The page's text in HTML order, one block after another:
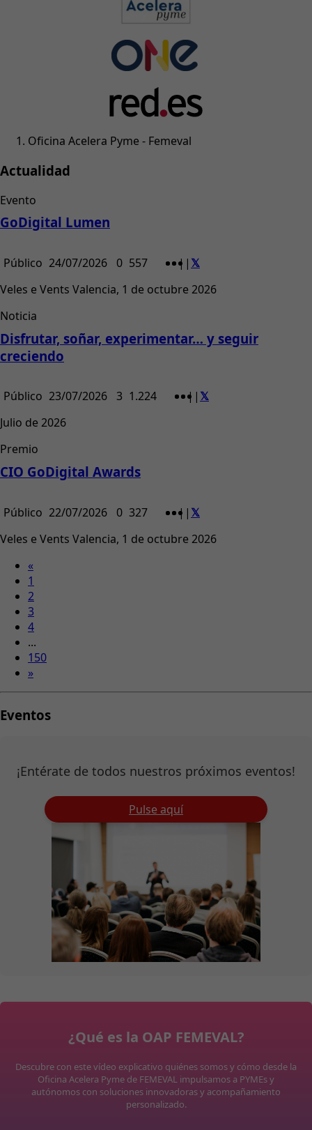
Oficina Acelera Pyme - Femeval
Actualidad
Evento
GoDigital Lumen
Público 24/07/2026 0 557 | |
Veles e Vents Valencia, 1 de octubre 2026
Noticia
Disfrutar, soñar, experimentar… y seguir
creciendo
Público 23/07/2026 3 1.224 | |
Julio de 2026
Premio
CIO GoDigital Awards
Público 22/07/2026 0 327 | |
Veles e Vents Valencia, 1 de octubre 2026
«
1
2
3
4
...
150
»
Eventos
¡Entérate de todos nuestros próximos eventos!
Pulse aquí
¿Qué es la OAP FEMEVAL?
Descubre con este vídeo explicativo quiénes somos y cómo desde la
Oficina Acelera Pyme de FEMEVAL impulsamos a PYMEs y
autónomos con soluciones innovadoras y acompañamiento
personalizado.